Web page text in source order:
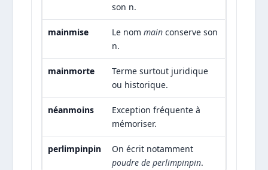
son n.
mainmise Le nommain conserve son
n.
mainmorte
Terme surtout juridique
ou historique.
néanmoins
Exception fréquente à
mémoriser.
perlimpinpin
On écrit notamment
poudre de perlimpinpin.